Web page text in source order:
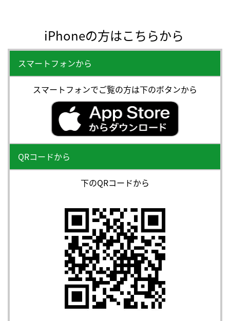
iPhoneの方はこちらから
スマートフォンから
スマートフォンでご覧の方は下のボタンから
QRコードから
下のQRコードから